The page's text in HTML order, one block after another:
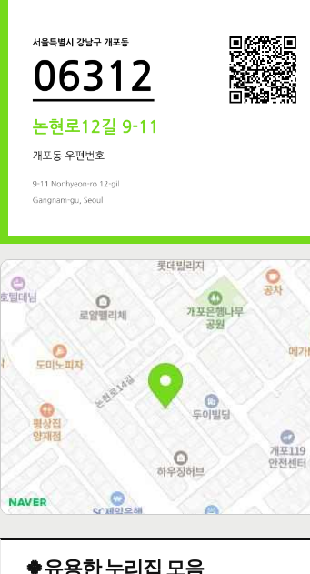
🍀유용한 누리집 모음